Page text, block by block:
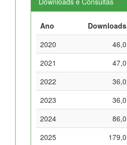
Ano Downloads
2020
46,0
2021
47,0
2022
36,0
2023
36,0
2024
86,0
2025
179,0